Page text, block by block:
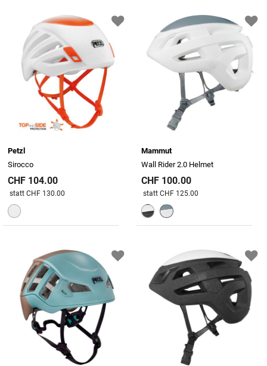
Petzl
Sirocco
CHF 104.00
Preis reduziert von
statt CHF 130.00
Mammut
Wall Rider 2.0 Helmet
CHF 100.00
Preis reduziert von
statt CHF 125.00